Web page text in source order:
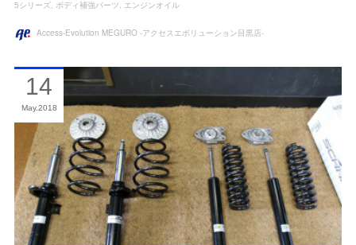
5シリーズ ボディ補強パーツ エンジンオイル
Access-Evolution MEGURO -アクセスエボリューション目黒店-
14
May 2018